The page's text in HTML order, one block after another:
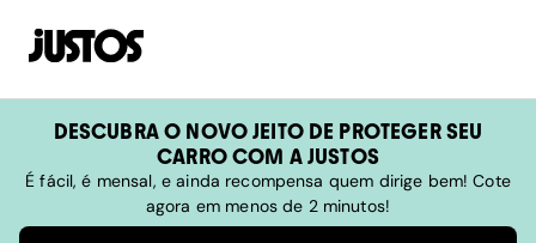
DESCUBRA O NOVO JEITO DE PROTEGER SEU
CARRO COM A JUSTOS
É fácil, é mensal, e ainda recompensa quem dirige bem! Cote
agora em menos de 2 minutos!